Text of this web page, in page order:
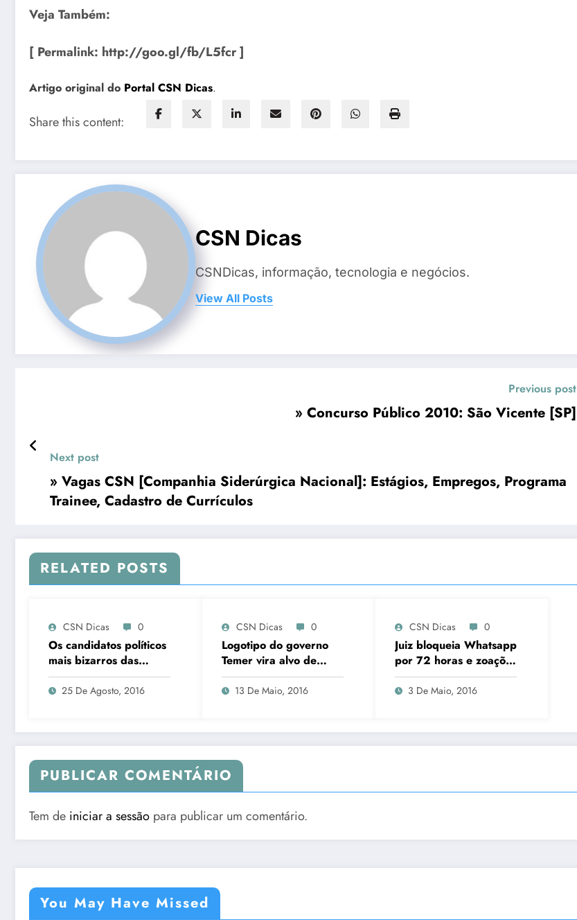
Veja Também:
[ Permalink: http://goo.gl/fb/L5fcr ]
Artigo original do Portal CSN Dicas.
Share this content:
CSN Dicas
CSNDicas, informação, tecnologia e negócios.
View All Posts
Previous post
» Concurso Público 2010: São Vicente [SP]
Next post
» Vagas CSN [Companhia Siderúrgica Nacional]: Estágios, Empregos, Programa
Trainee, Cadastro de Currículos
RELATED POSTS
CSN Dicas 0
Os candidatos políticos
mais bizarros das
eleições #1
25 De Agosto, 2016
CSN Dicas 0
Logotipo do governo
Temer vira alvo de
zoações nas Redes
sociais
13 De Maio, 2016
CSN Dicas 0
Juiz bloqueia Whatsapp
por 72 horas e zoações
invadem as redes
sociais
3 De Maio, 2016
PUBLICAR COMENTÁRIO
Tem de iniciar a sessão para publicar um comentário.
You May Have Missed